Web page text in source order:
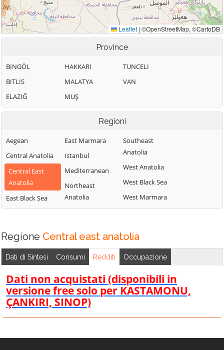
Province
BINGÖL
BITLIS
ELAZIĞ
HAKKARI
MALATYA
MUŞ
TUNCELI
VAN
Regioni
Aegean
Central Anatolia
Central East
Anatolia
East Black Sea
East Marmara
Istanbul
Mediterranean
Northeast
Anatolia
Southeast
Anatolia
West Anatolia
West Black Sea
West Marmara
Regione Central east anatolia
Dati di Sintesi Consumi Redditi Occupazione
Dati non acquistati (disponibili in
versione free solo per KASTAMONU,
ÇANKIRI, SINOP)